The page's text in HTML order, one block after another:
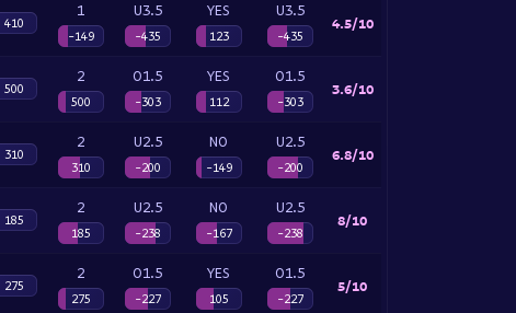
410
1
-149
U3.5
-435
YES
123
U3.5
-435
4.5/10
500
2
500
O1.5
-303
YES
112
O1.5
-303
3.6/10
310
2
310
U2.5
-200
NO
-149
U2.5
-200
6.8/10
185
2
185
U2.5
-238
NO
-167
U2.5
-238
8/10
275
2
275
O1.5
-227
YES
105
O1.5
-227
5/10